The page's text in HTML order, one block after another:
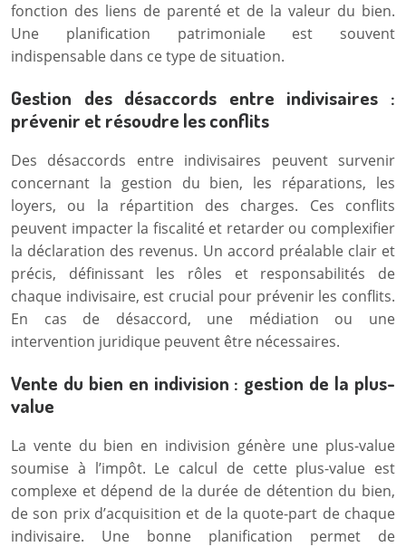
fonction des liens de parenté et de la valeur du bien.
Une planification patrimoniale est souvent
indispensable dans ce type de situation.
Gestion des désaccords entre indivisaires :
prévenir et résoudre les conflits
Des désaccords entre indivisaires peuvent survenir
concernant la gestion du bien, les réparations, les
loyers, ou la répartition des charges. Ces conflits
peuvent impacter la fiscalité et retarder ou complexifier
la déclaration des revenus. Un accord préalable clair et
précis, définissant les rôles et responsabilités de
chaque indivisaire, est crucial pour prévenir les conflits.
En cas de désaccord, une médiation ou une
intervention juridique peuvent être nécessaires.
Vente du bien en indivision : gestion de la plus-
value
La vente du bien en indivision génère une plus-value
soumise à l’impôt. Le calcul de cette plus-value est
complexe et dépend de la durée de détention du bien,
de son prix d’acquisition et de la quote-part de chaque
indivisaire. Une bonne planification permet de